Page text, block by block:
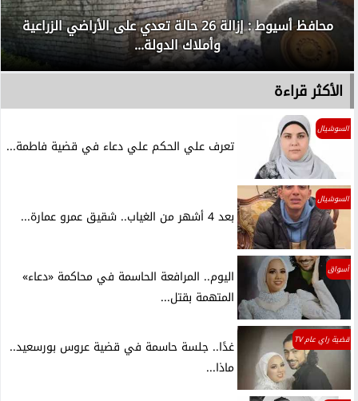
محافظ أسيوط : إزالة 26 حالة تعدي على الأراضي الزراعية
وأملاك الدولة...
الأكثر قراءة
السوشيال
تعرف علي الحكم علي دعاء في قضية فاطمة...
السوشيال
بعد 4 أشهر من الغياب.. شقيق عمرو عمارة...
أسواق
اليوم.. المرافعة الحاسمة في محاكمة «دعاء»
المتهمة بقتل...
قضية راي عام TV
غدًا.. جلسة حاسمة في قضية عروس بورسعيد..
ماذا...